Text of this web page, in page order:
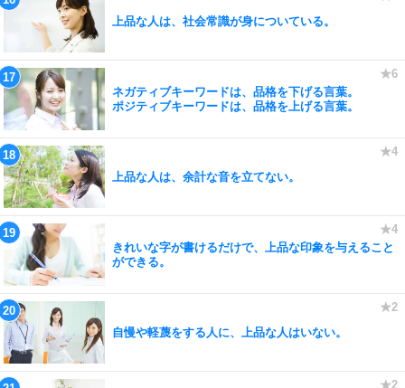
上品な人は、社会常識が身についている。
ネガティブキーワードは、品格を下げる言葉。
ポジティブキーワードは、品格を上げる言葉。
上品な人は、余計な音を立てない。
きれいな字が書けるだけで、上品な印象を与えること
ができる。
自慢や軽蔑をする人に、上品な人はいない。